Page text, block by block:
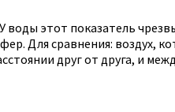
этот показатель
Для сравнения: воздух,
друг от друга, и